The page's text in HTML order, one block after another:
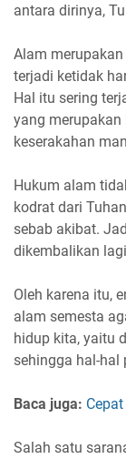
antara dirinya,
Alam
terjadi ketidak
Hal itu sering
yang
keserakahan
Hukum alam
kodrat dari
sebab akibat.
dikembalikan
Oleh karena itu,
alam semesta
hidup kita, yaitu
sehingga hal-hal
Baca juga:
Salah satu